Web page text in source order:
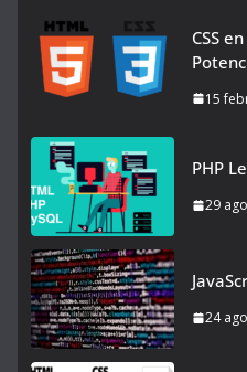
CSS
15
PHP
29
24